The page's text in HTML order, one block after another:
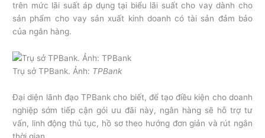
trên mức lãi suất áp dụng tại biểu lãi suất cho vay dành cho
sản phẩm cho vay sản xuất kinh doanh có tài sản đảm bảo
của ngân hàng.
Trụ sở TPBank. Ảnh: TPBank
Đại diện lãnh đạo TPBank cho biết, để tạo điều kiện cho doanh
nghiệp sớm tiếp cận gói ưu đãi này, ngân hàng sẽ hỗ trợ tư
vấn, linh động thủ tục, hồ sơ theo hướng đơn giản và rút ngắn
thời gian.